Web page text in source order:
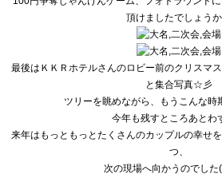
頂けましたでしょうか
最後はＫＫＲホテルさんのロビー前のクリスマ
と集合写真☆彡
ツリーを眺めながら、もうこんな時
今年も残すところあとわ
来年はもっともっとたくさんのカップルの幸せ
つ、
次の現場へ向かうのでし